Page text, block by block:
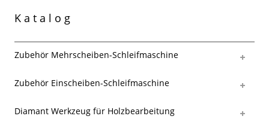
Katalog
Zubehör Mehrscheiben-Schleifmaschine
Zubehör Einscheiben-Schleifmaschine
Diamant Werkzeug für Holzbearbeitung